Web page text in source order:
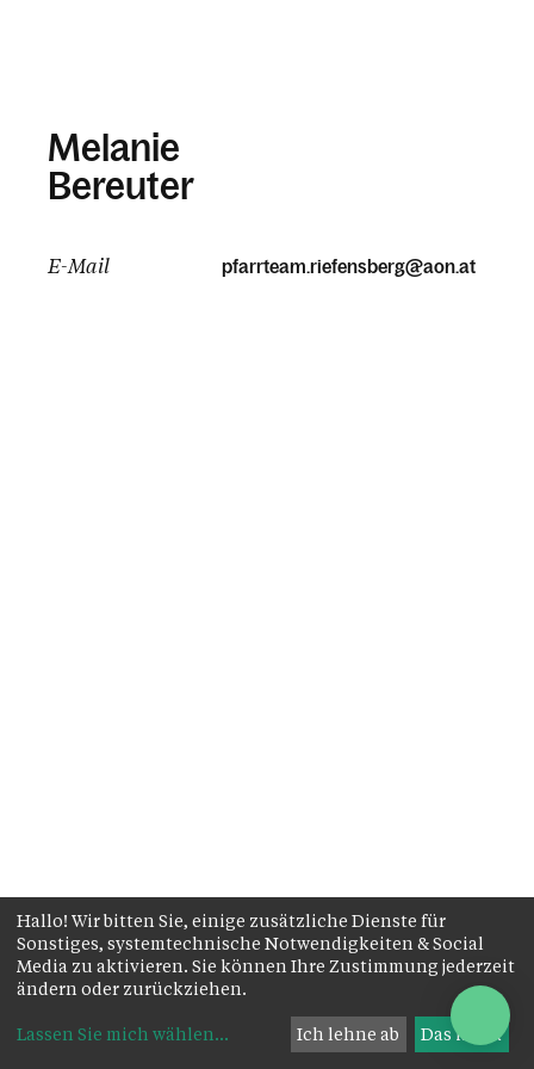
Melanie
Bereuter
E-Mail pfarrteam.riefensberg@aon.at
Hallo! Wir bitten Sie, einige zusätzliche Dienste für
Sonstiges, systemtechnische Notwendigkeiten & Social
Media zu aktivieren. Sie können Ihre Zustimmung jederzeit
ändern oder zurückziehen.
Lassen Sie mich wählen... Ich lehne ab Das ist ok